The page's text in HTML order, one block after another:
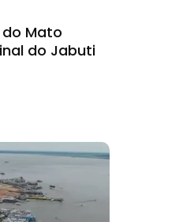
Mato
do Jabuti